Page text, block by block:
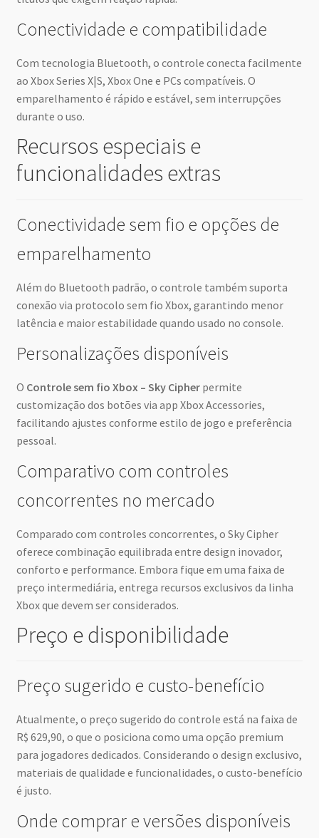
Conectividade e compatibilidade
Com tecnologia Bluetooth, o controle conecta facilmente
ao Xbox Series X|S, Xbox One e PCs compatíveis. O
emparelhamento é rápido e estável, sem interrupções
durante o uso.
Recursos especiais e
funcionalidades extras
Conectividade sem fio e opções de
emparelhamento
Além do Bluetooth padrão, o controle também suporta
conexão via protocolo sem fio Xbox, garantindo menor
latência e maior estabilidade quando usado no console.
Personalizações disponíveis
O Controle sem fio Xbox – Sky Cipherpermite
customização dos botões via app Xbox Accessories,
facilitando ajustes conforme estilo de jogo e preferência
pessoal.
Comparativo com controles
concorrentes no mercado
Comparado com controles concorrentes, o Sky Cipher
oferece combinação equilibrada entre design inovador,
conforto e performance. Embora fique em uma faixa de
preço intermediária, entrega recursos exclusivos da linha
Xbox que devem ser considerados.
Preço e disponibilidade
Preço sugerido e custo-benefício
Atualmente, o preço sugerido do controle está na faixa de
R$ 629,90, o que o posiciona como uma opção premium
para jogadores dedicados. Considerando o design exclusivo,
materiais de qualidade e funcionalidades, o custo-benefício
é justo.
Onde comprar e versões disponíveis